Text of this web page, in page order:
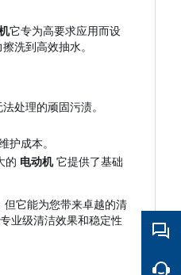
它专为高要求应用而设
洗到高效抽水。
处理的顽固污渍。
护成本。
的 电动机它提供了基础
它能为您带来卓越的清
业级清洁效果和稳定性